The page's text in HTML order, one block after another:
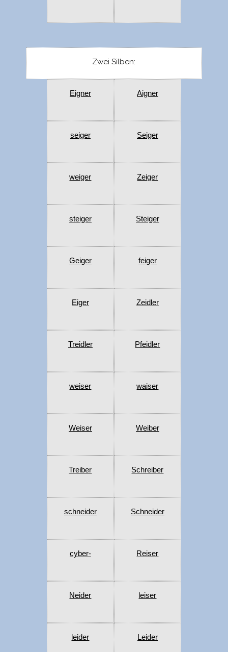
Zwei Silben:
Eigner Aigner
seiger Seiger
weiger Zeiger
steiger Steiger
Geiger feiger
Eiger Zeidler
Treidler Pfeidler
weiser waiser
Weiser Weiber
Treiber Schreiber
schneider Schneider
cyber- Reiser
Neider leiser
leider Leider